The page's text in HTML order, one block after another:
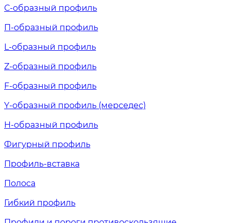
С-образный профиль
П-образный профиль
L-образный профиль
Z-образный профиль
F-образный профиль
Y-образный профиль (мерседес)
H-образный профиль
Фигурный профиль
Профиль-вставка
Полоса
Гибкий профиль